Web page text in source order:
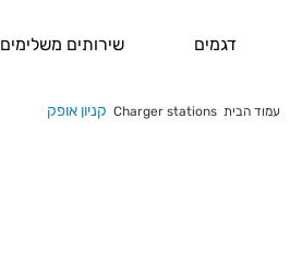
דגמים שירותים משלימים
עמוד הבית Charger stations קניון אופק